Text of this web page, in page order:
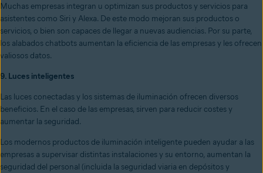
Muchas empresas integran u optimizan sus productos y servicios para
asistentes como Siri y Alexa. De este modo mejoran sus productos o
servicios, o bien son capaces de llegar a nuevas audiencias. Por su parte,
los alabados chatbots aumentan la eficiencia de las empresas y les ofrecen
valiosos datos.
9. Luces inteligentes
Las luces conectadas y los sistemas de iluminación ofrecen diversos
beneficios. En el caso de las empresas, sirven para reducir costes y
aumentar la seguridad.
Los modernos productos de iluminación inteligente pueden ayudar a las
empresas a supervisar distintas instalaciones y su entorno, aumentan la
seguridad del personal (incluida la seguridad viaria en depósitos y